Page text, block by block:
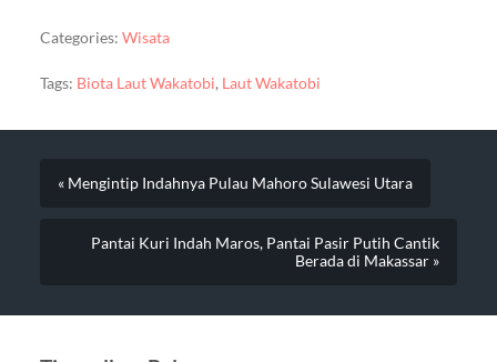
Categories: Wisata
Tags: Biota Laut Wakatobi, Laut Wakatobi
« Mengintip Indahnya Pulau Mahoro Sulawesi Utara
Pantai Kuri Indah Maros, Pantai Pasir Putih Cantik
Berada di Makassar »